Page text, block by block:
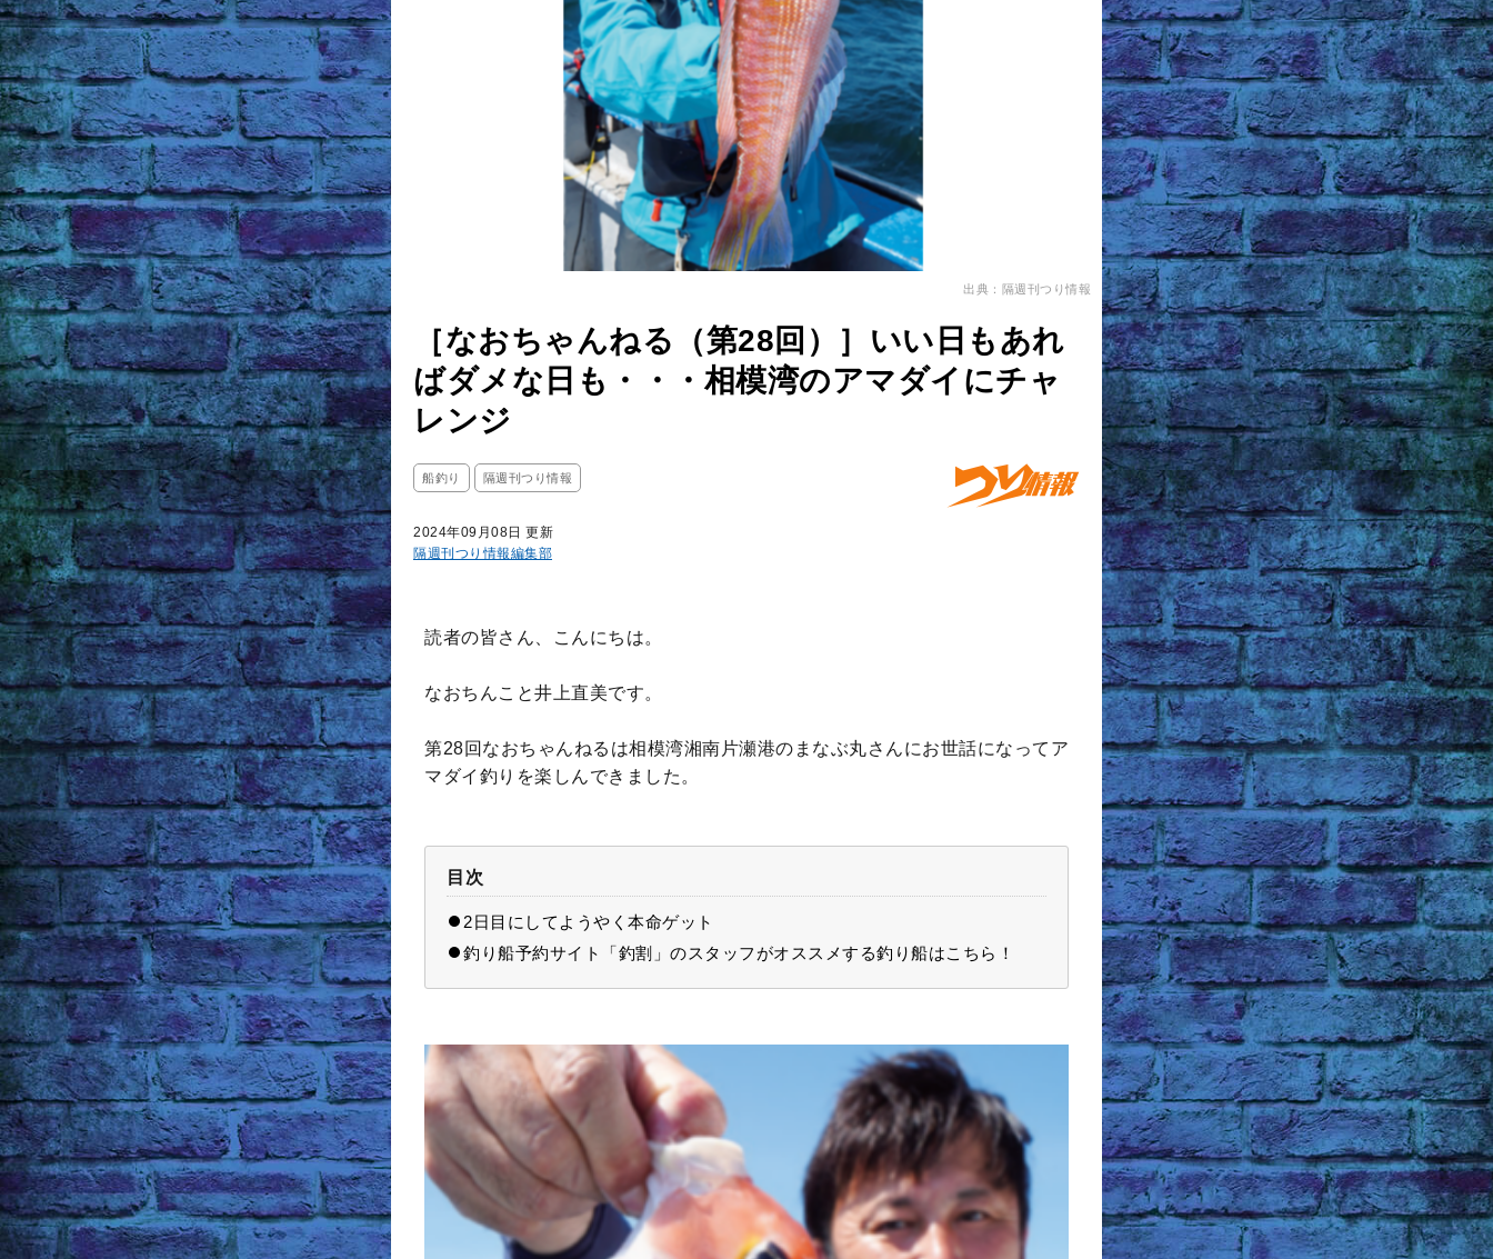
出典：隔週刊つり情報
［なおちゃんねる（第28回）］いい日もあれ
ばダメな日も・・・相模湾のアマダイにチャ
レンジ
船釣り 隔週刊つり情報
2024年09月08日 更新
隔週刊つり情報編集部
読者の皆さん、こんにちは。
なおちんこと井上直美です。
第28回なおちゃんねるは相模湾湘南片瀬港のまなぶ丸さんにお世話になってア
マダイ釣りを楽しんできました。
目次
2日目にしてようやく本命ゲット
釣り船予約サイト「釣割」のスタッフがオススメする釣り船はこちら！